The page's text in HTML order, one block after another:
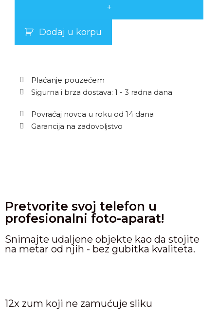
+
Dodaj u korpu
Plaćanje pouzećem
Sigurna i brza dostava: 1 - 3 radna dana
Povraćaj novca u roku od 14 dana
Garancija na zadovoljstvo
Pretvorite svoj telefon u
profesionalni foto-aparat!
Snimajte udaljene objekte kao da stojite
na metar od njih - bez gubitka kvaliteta.
12x zum koji ne zamućuje sliku